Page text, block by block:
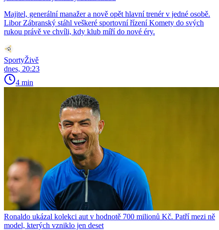
Majitel, generální manažer a nově opět hlavní trenér v jedné osobě.
Libor Zábranský stáhl veškeré sportovní řízení Komety do svých
rukou právě ve chvíli, kdy klub míří do nové éry.
SportyŽivě
dnes, 20:23
4 min
Ronaldo ukázal kolekci aut v hodnotě 700 milionů Kč. Patří mezi ně
model, kterých vzniklo jen deset